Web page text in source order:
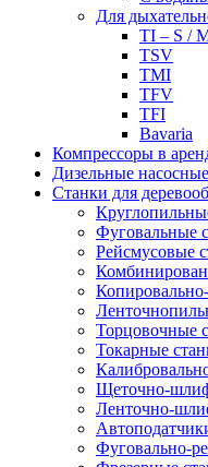
Для
TI – S /
TSV
TMI
TFV
TFI
Bavaria
Компрессоры в
Дизельные
Станки для
Фуговальные
Рейсмусовые
Торцовочные
Токарные
Щеточно-
Ленточно-
Фуговально-